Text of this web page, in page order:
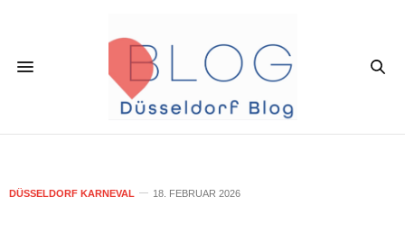
DÜSSELDORF KARNEVAL 18. FEBRUAR 2026